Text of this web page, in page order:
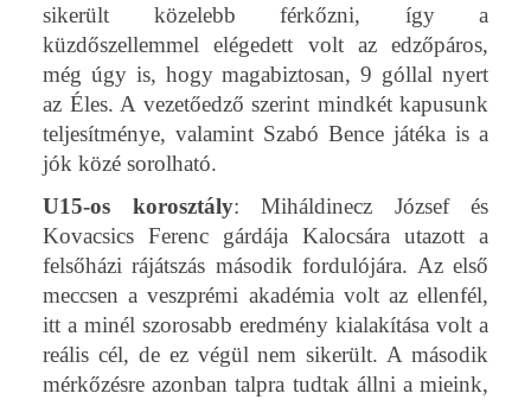
sikerült közelebb férkőzni, így a
küzdőszellemmel elégedett volt az edzőpáros,
még úgy is, hogy magabiztosan, 9 góllal nyert
az Éles. A vezetőedző szerint mindkét kapusunk
teljesítménye, valamint Szabó Bence játéka is a
jók közé sorolható.
U15-os korosztály: Miháldinecz József és
Kovacsics Ferenc gárdája Kalocsára utazott a
felsőházi rájátszás második fordulójára. Az első
meccsen a veszprémi akadémia volt az ellenfél,
itt a minél szorosabb eredmény kialakítása volt a
reális cél, de ez végül nem sikerült. A második
mérkőzésre azonban talpra tudtak állni a mieink,